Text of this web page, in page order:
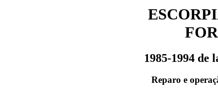
1985-1994 de
Reparo e